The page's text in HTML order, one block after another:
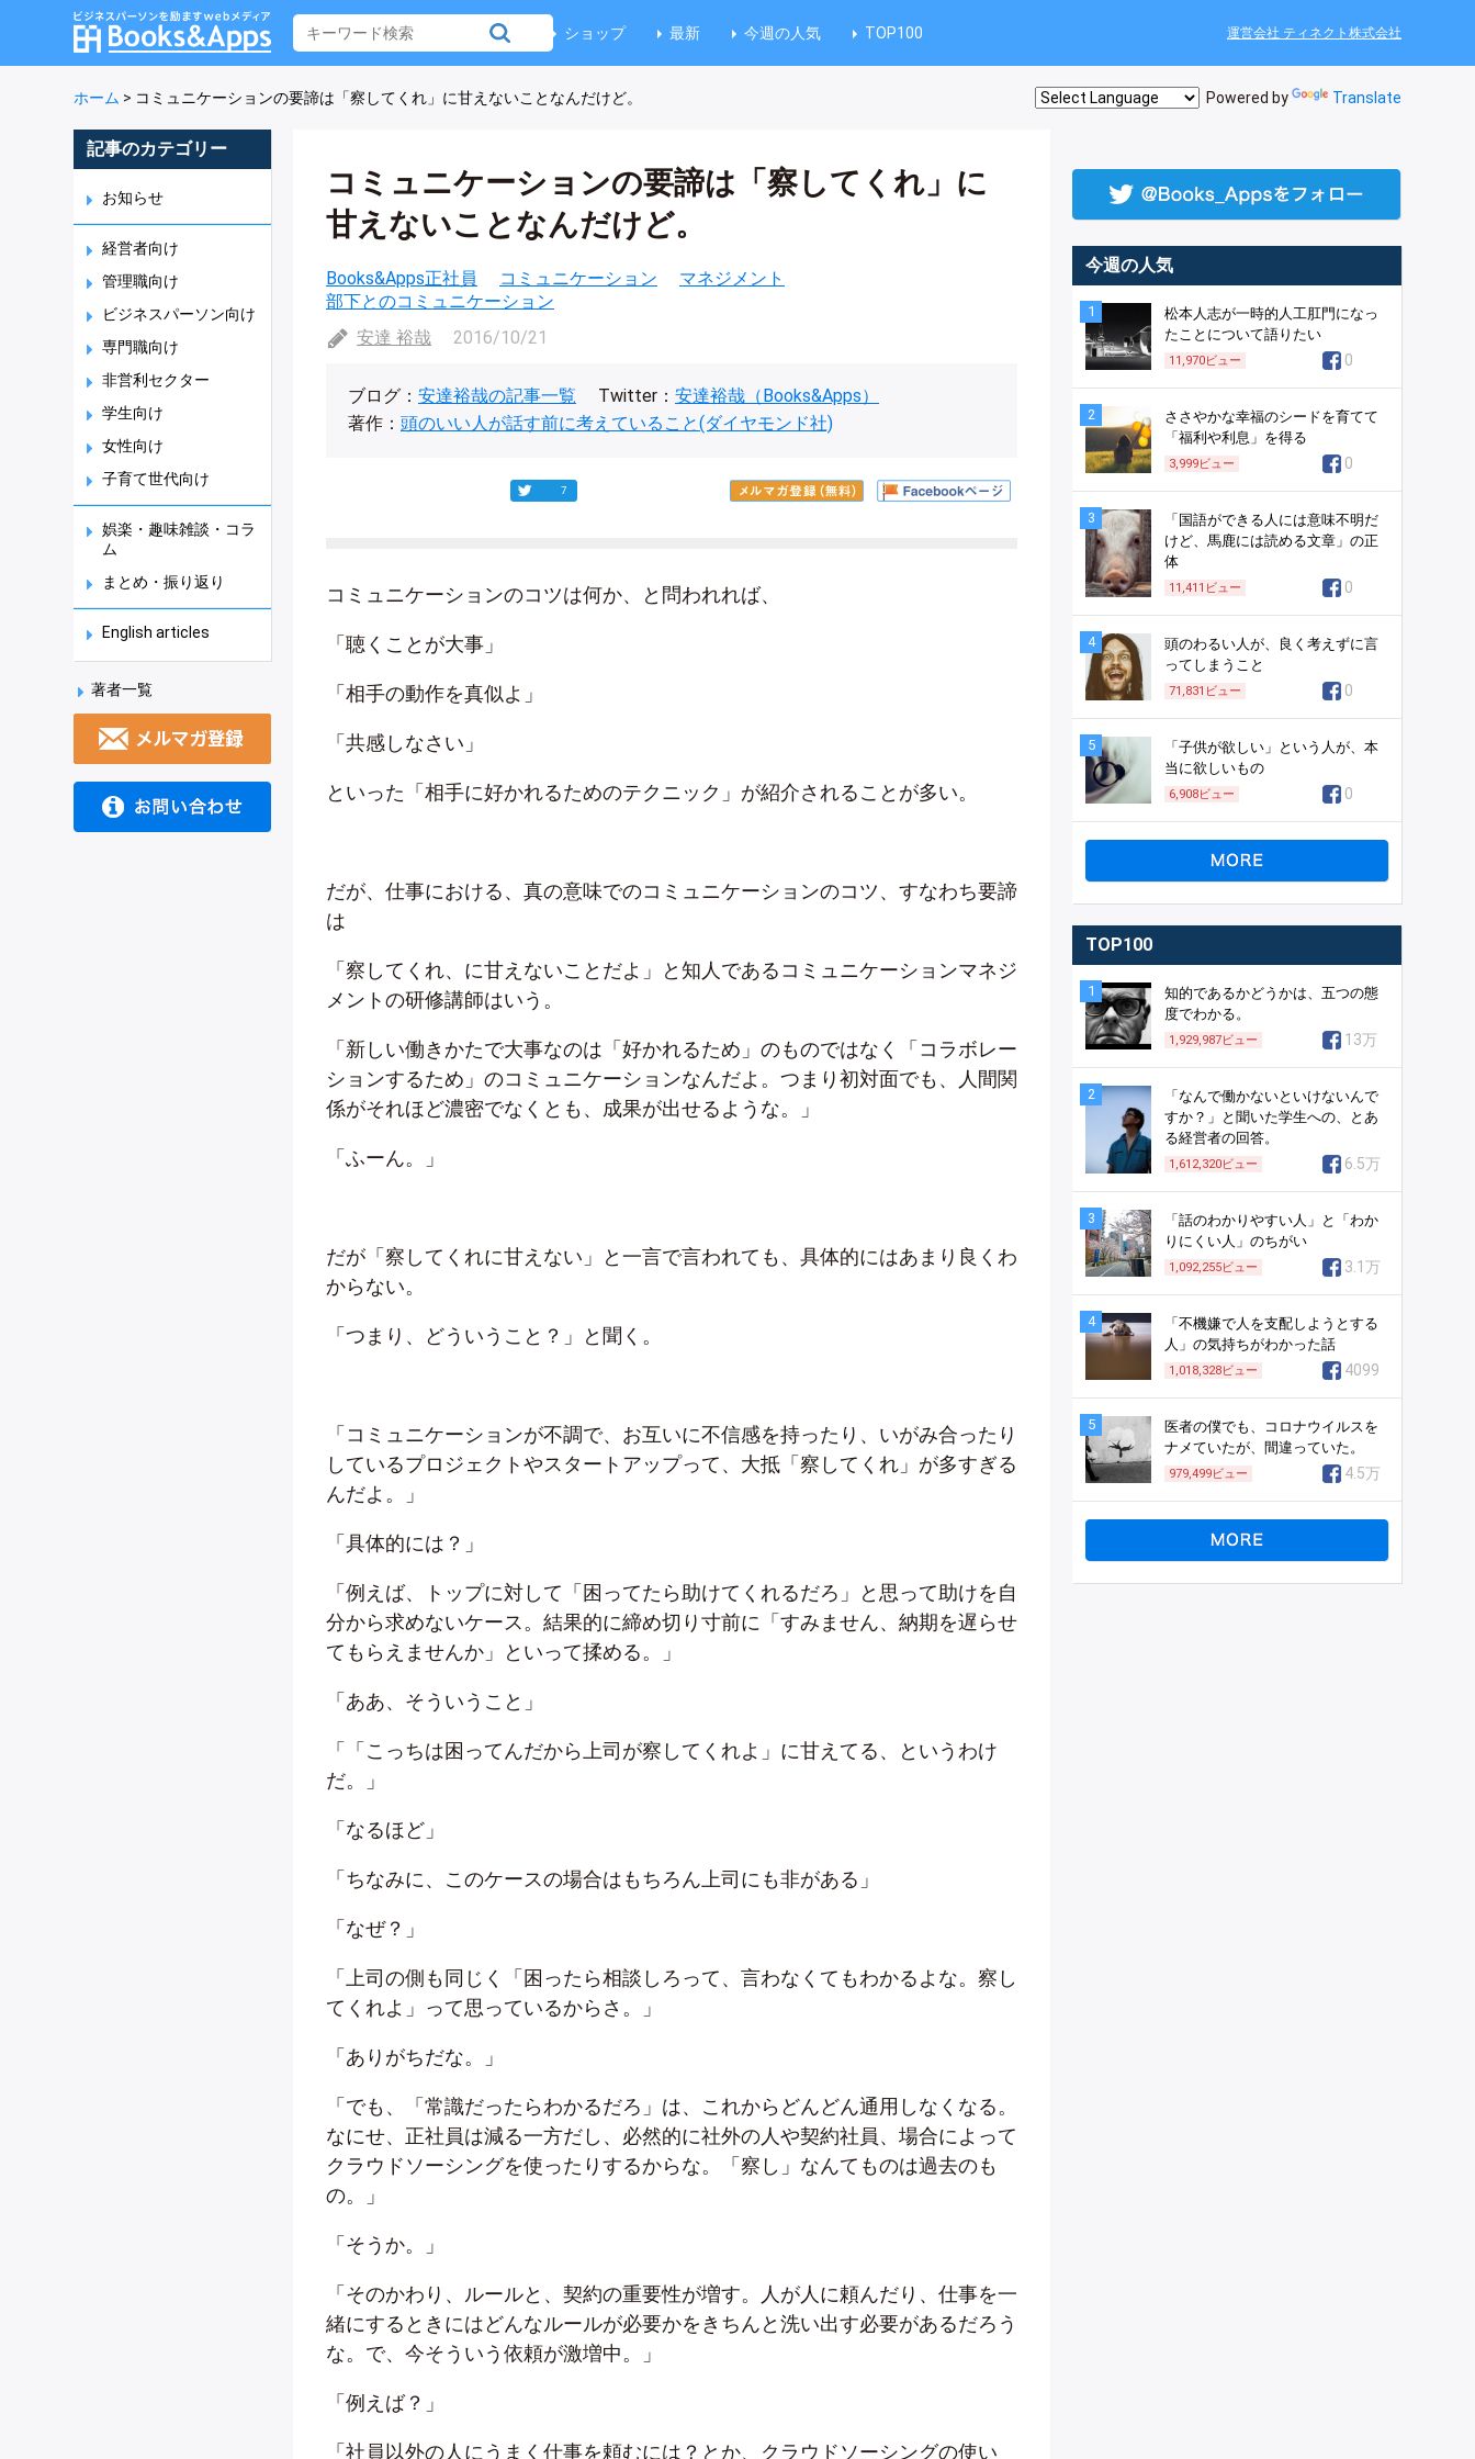
ショップ 最新 今週の人気 TOP100 運営会社 ティネクト株式会社
ホーム > コミュニケーションの要諦は「察してくれ」に甘えないことなんだけど。 Powered by Translate
記事のカテゴリー
お知らせ
経営者向け
管理職向け
ビジネスパーソン向け
専門職向け
非営利セクター
学生向け
女性向け
子育て世代向け
娯楽・趣味雑談・コラ
ム
まとめ・振り返り
English articles
著者一覧
コミュニケーションの要諦は「察してくれ」に
甘えないことなんだけど。
Books&Apps正社員 コミュニケーション
マネジメント
部下とのコミュニケーション
安達 裕哉
2016/10/21
ブログ： 安達裕哉の記事一覧 Twitter： 安達裕哉（Books&Apps）
著作： 頭のいい人が話す前に考えていること(ダイヤモンド社)
7
コミュニケーションのコツは何か、と問われれば、
「聴くことが大事」
「相手の動作を真似よ」
「共感しなさい」
といった「相手に好かれるためのテクニック」が紹介されることが多い。
だが、仕事における、真の意味でのコミュニケーションのコツ、すなわち要諦
は
「察してくれ、に甘えないことだよ」と知人であるコミュニケーションマネジ
メントの研修講師はいう。
「新しい働きかたで大事なのは「好かれるため」のものではなく「コラボレー
ションするため」のコミュニケーションなんだよ。つまり初対面でも、人間関
係がそれほど濃密でなくとも、成果が出せるような。」
「ふーん。」
だが「察してくれに甘えない」と一言で言われても、具体的にはあまり良くわ
からない。
「つまり、どういうこと？」と聞く。
「コミュニケーションが不調で、お互いに不信感を持ったり、いがみ合ったり
しているプロジェクトやスタートアップって、大抵「察してくれ」が多すぎる
んだよ。」
「具体的には？」
「例えば、トップに対して「困ってたら助けてくれるだろ」と思って助けを自
分から求めないケース。結果的に締め切り寸前に「すみません、納期を遅らせ
てもらえませんか」といって揉める。」
「ああ、そういうこと」
「「こっちは困ってんだから上司が察してくれよ」に甘えてる、というわけ
だ。」
「なるほど」
「ちなみに、このケースの場合はもちろん上司にも非がある」
「なぜ？」
「上司の側も同じく「困ったら相談しろって、言わなくてもわかるよな。察し
てくれよ」って思っているからさ。」
「ありがちだな。」
「でも、「常識だったらわかるだろ」は、これからどんどん通用しなくなる。
なにせ、正社員は減る一方だし、必然的に社外の人や契約社員、場合によって
クラウドソーシングを使ったりするからな。「察し」なんてものは過去のも
の。」
「そうか。」
「そのかわり、ルールと、契約の重要性が増す。人が人に頼んだり、仕事を一
緒にするときにはどんなルールが必要かをきちんと洗い出す必要があるだろう
な。で、今そういう依頼が激増中。」
「例えば？」
「社員以外の人にうまく仕事を頼むには？とか、クラウドソーシングの使い
今週の人気
1
松本人志が一時的人工肛門になっ
たことについて語りたい
11,970ビュー 0
2
ささやかな幸福のシードを育てて
「福利や利息」を得る
3,999ビュー 0
3
「国語ができる人には意味不明だ
けど、馬鹿には読める文章」の正
体
11,411 ビュー 0
4
頭のわるい人が、良く考えずに言
ってしまうこと
71,831 ビュー 0
5
「子供が欲しい」という人が、本
当に欲しいもの
6,908ビュー 0
TOP100
1
知的であるかどうかは、五つの態
度でわかる。
1,929,987ビュー 13万
2
「なんで働かないといけないんで
すか？」と聞いた学生への、とあ
る経営者の回答。
1,612,320ビュー 6.5万
3
「話のわかりやすい人」と「わか
りにくい人」のちがい
1,092,255ビュー 3.1万
4
「不機嫌で人を支配しようとする
人」の気持ちがわかった話
1,018,328ビュー 4099
5
医者の僕でも、コロナウイルスを
ナメていたが、間違っていた。
979,499ビュー 4.5万